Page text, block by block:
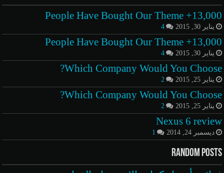
13,000+ People Have Bought Our Theme
يناير 30, 2015 4
13,000+ People Have Bought Our Theme
يناير 30, 2015 4
Which Company Would You Choose?
يناير 25, 2015 2
Which Company Would You Choose?
يناير 25, 2015 2
Nexus 6 review
ديسمبر 24, 2014 1
Random Posts